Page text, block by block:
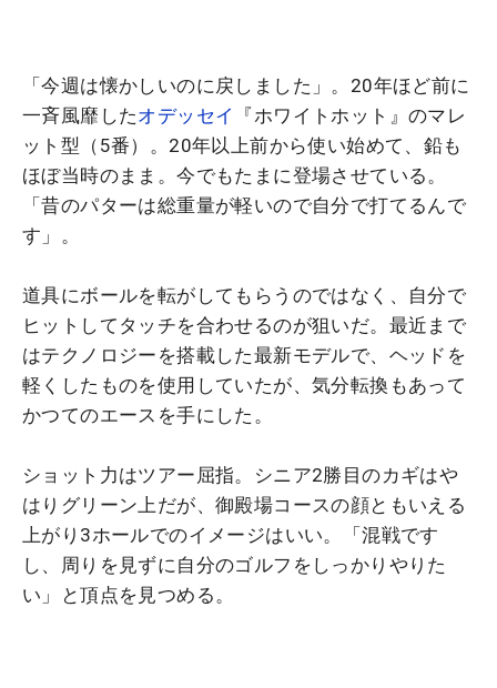
「今週は懐かしいのに戻しました」。20年ほど前に
一斉風靡したオデッセイ
『ホワイトホット』のマレ
ット型（5番）。20年以上前から使い始めて、鉛も
ほぼ当時のまま。今でもたまに登場させている。
「昔のパターは総重量が軽いので自分で打てるんで
す」。
道具にボールを転がしてもらうのではなく、自分で
ヒットしてタッチを合わせるのが狙いだ。最近まで
はテクノロジーを搭載した最新モデルで、ヘッドを
軽くしたものを使用していたが、気分転換もあって
かつてのエースを手にした。
ショット力はツアー屈指。シニア2勝目のカギはや
はりグリーン上だが、御殿場コースの顔ともいえる
上がり3ホールでのイメージはいい。「混戦です
し、周りを見ずに自分のゴルフをしっかりやりた
い」と頂点を見つめる。